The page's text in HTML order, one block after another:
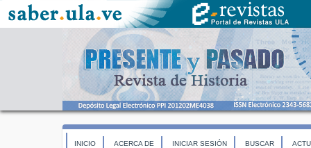
INICIO ACERCA DE INICIAR SESIÓN BUSCAR